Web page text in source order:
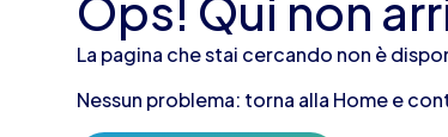
La pagina che stai cercando non è
Nessun problema: torna alla Home e